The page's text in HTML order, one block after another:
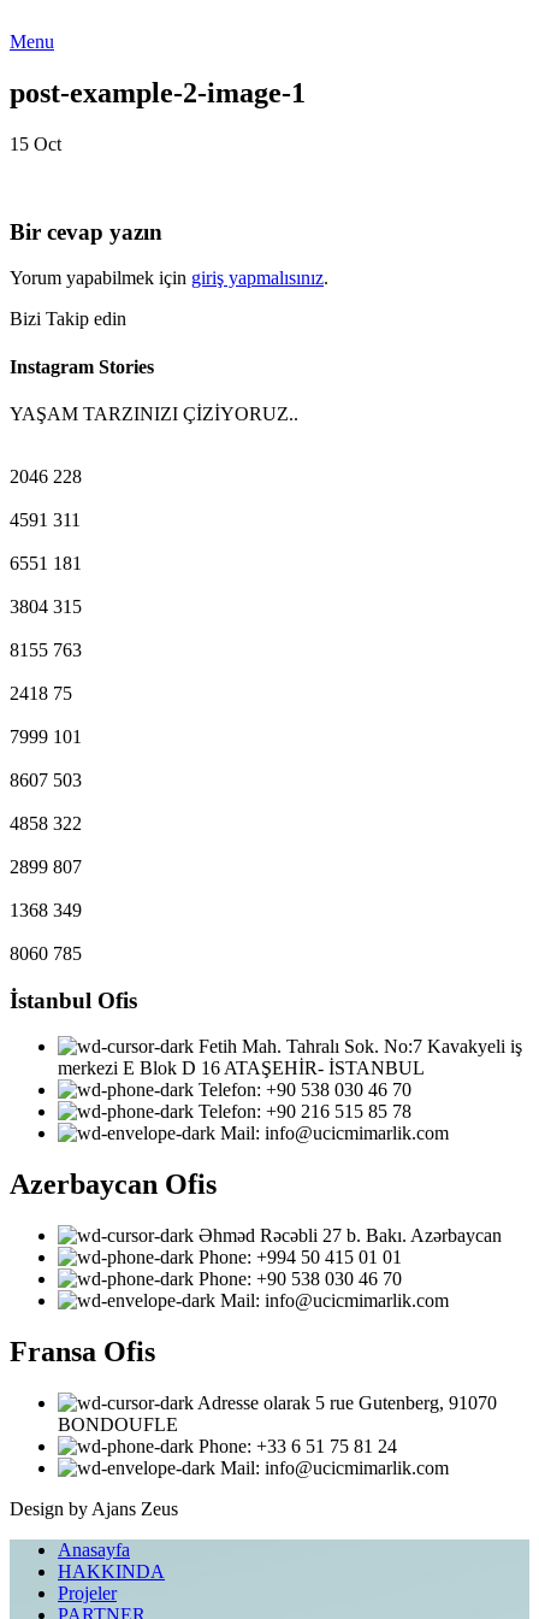
Menu
post-example-2-image-1
15 Oct
Bir cevap yazın
Yorum yapabilmek için giriş yapmalısınız.
Bizi Takip edin
Instagram Stories
YAŞAM TARZINIZI ÇİZİYORUZ..
2046 228
4591 311
6551 181
3804 315
8155 763
2418 75
7999 101
8607 503
4858 322
2899 807
1368 349
8060 785
İstanbul Ofis
Fetih Mah. Tahralı Sok. No:7 Kavakyeli iş
merkezi E Blok D 16 ATAŞEHİR- İSTANBUL
Telefon: ‎+90 538 030 46 70
Telefon: ‎+90 216 515 85 78
Mail: info@ucicmimarlik.com
Azerbaycan Ofis
Əhməd Rəcəbli 27 b. Bakı. Azərbaycan
Phone: ‎‎+994 50 415 01 01
Phone: +90 538 030 46 70
Mail: info@ucicmimarlik.com
Fransa Ofis
Adresse olarak 5 rue Gutenberg, 91070
BONDOUFLE
Phone: ‎+33 6 51 75 81 24
Mail: info@ucicmimarlik.com
Design by Ajans Zeus
Anasayfa
HAKKINDA
Projeler
PARTNER